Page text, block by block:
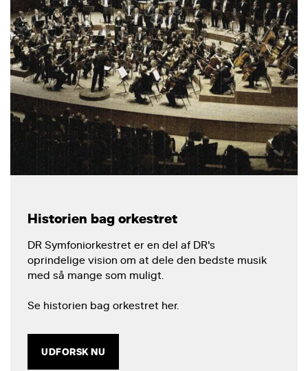
Historien bag orkestret
DR Symfoniorkestret er en del af DR's
oprindelige vision om at dele den bedste musik
med så mange som muligt.
Se historien bag orkestret her.
UDFORSK NU